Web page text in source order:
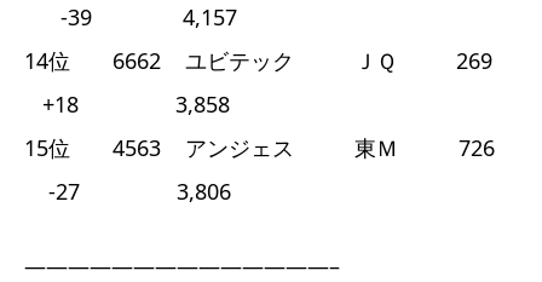
-39 4,157
14位 6662 ユビテック ＪＱ 269
+18 3,858
15位 4563 アンジェス 東Ｍ 726
-27 3,806
——————————————–